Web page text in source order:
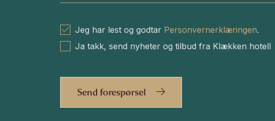
Jeg har lest og godtar Personvernerklæringen.
Ja takk, send nyheter og tilbud fra Klækken hotell
Send forespørsel